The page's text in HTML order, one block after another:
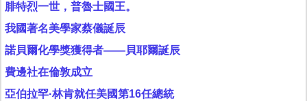
腓特烈一世，普魯士國王。
我國著名美學家蔡儀誕辰
諾貝爾化學獎獲得者——貝耶爾誕辰
費邊社在倫敦成立
亞伯拉罕·林肯就任美國第16任總統